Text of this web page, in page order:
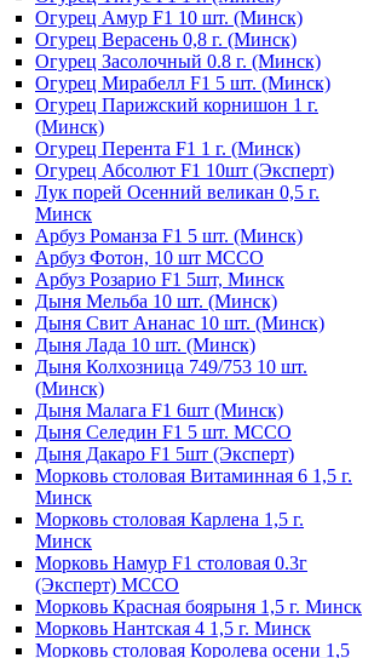
Огурец Амур F1 10 шт. (Минск)
Огурец Верасень 0,8 г. (Минск)
Огурец Засолочный 0.8 г. (Минск)
Огурец Мирабелл F1 5 шт. (Минск)
Огурец Парижский корнишон 1 г.
(Минск)
Огурец Перента F1 1 г. (Минск)
Огурец Абсолют F1 10шт (Эксперт)
Лук порей Осенний великан 0,5 г.
Минск
Арбуз Романза F1 5 шт. (Минск)
Арбуз Фотон, 10 шт МССО
Арбуз Розарио F1 5шт, Минск
Дыня Мельба 10 шт. (Минск)
Дыня Свит Ананас 10 шт. (Минск)
Дыня Лада 10 шт. (Минск)
Дыня Колхозница 749/753 10 шт.
(Минск)
Дыня Малага F1 6шт (Минск)
Дыня Селедин F1 5 шт. МССО
Дыня Дакаро F1 5шт (Эксперт)
Морковь столовая Витаминная 6 1,5 г.
Минск
Морковь столовая Карлена 1,5 г.
Минск
Морковь Намур F1 столовая 0.3г
(Эксперт) МССО
Морковь Красная боярыня 1,5 г. Минск
Морковь Нантская 4 1,5 г. Минск
Морковь столовая Королева осени 1,5